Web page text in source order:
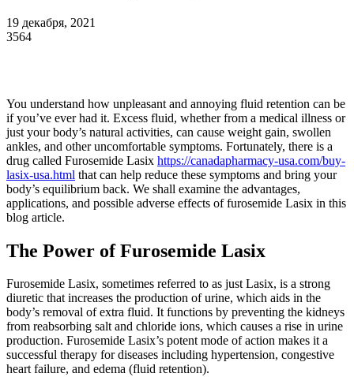
19 декабря, 2021
3564
You understand how unpleasant and annoying fluid retention can be
if you’ve ever had it. Excess fluid, whether from a medical illness or
just your body’s natural activities, can cause weight gain, swollen
ankles, and other uncomfortable symptoms. Fortunately, there is a
drug called Furosemide Lasix https://canadapharmacy-usa.com/buy-
lasix-usa.html that can help reduce these symptoms and bring your
body’s equilibrium back. We shall examine the advantages,
applications, and possible adverse effects of furosemide Lasix in this
blog article.
The Power of Furosemide Lasix
Furosemide Lasix, sometimes referred to as just Lasix, is a strong
diuretic that increases the production of urine, which aids in the
body’s removal of extra fluid. It functions by preventing the kidneys
from reabsorbing salt and chloride ions, which causes a rise in urine
production. Furosemide Lasix’s potent mode of action makes it a
successful therapy for diseases including hypertension, congestive
heart failure, and edema (fluid retention).